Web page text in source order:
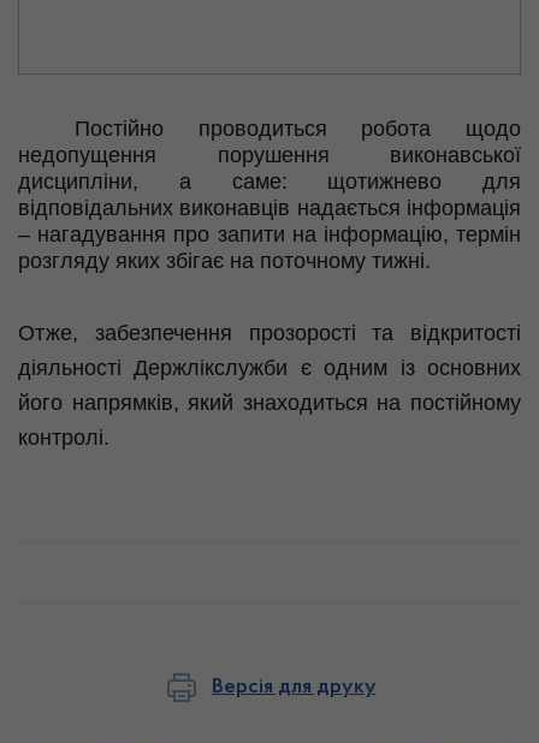
Постійно проводиться робота щодо
недопущення порушення виконавської
дисципліни, а саме: щотижнево для
відповідальних виконавців надається інформація
– нагадування про запити на інформацію, термін
розгляду яких збігає на поточному тижні.
Отже, забезпечення прозорості та відкритості
діяльності Держлікслужби є одним із основних
його напрямків, який знаходиться на постійному
контролі.
Версія для друку